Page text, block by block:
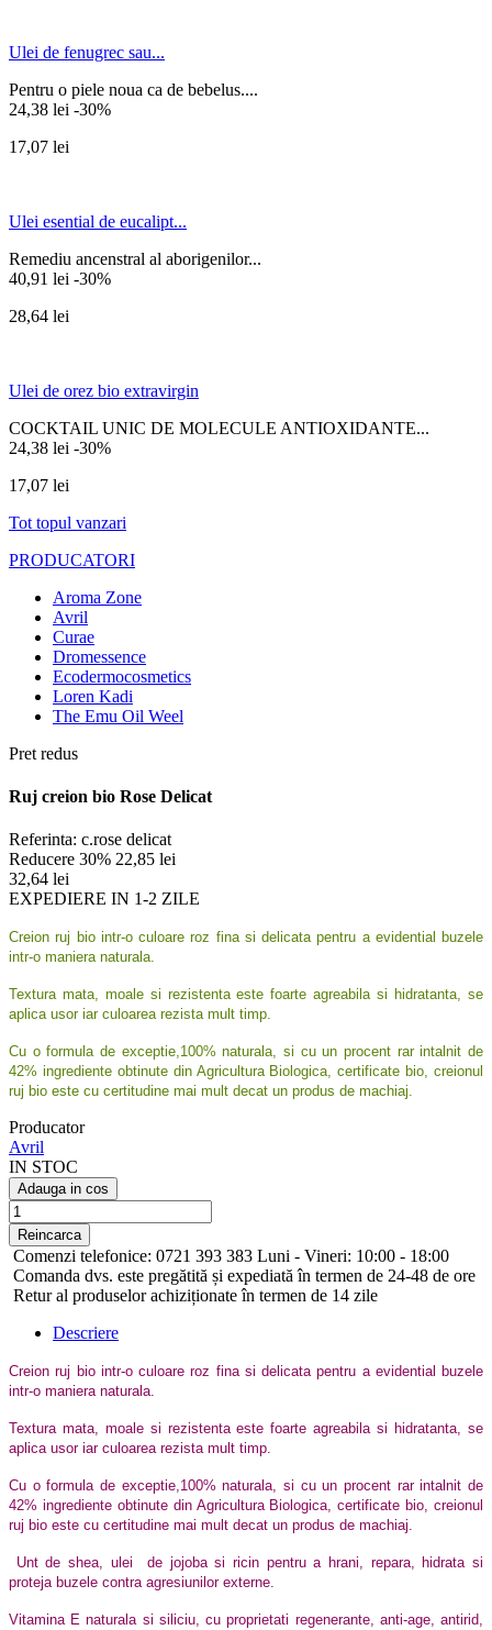
Ulei de fenugrec sau...
Pentru o piele noua ca de bebelus....
24,38 lei -30%
17,07 lei
Ulei esential de eucalipt...
Remediu ancenstral al aborigenilor...
40,91 lei -30%
28,64 lei
Ulei de orez bio extravirgin
COCKTAIL UNIC DE MOLECULE ANTIOXIDANTE...
24,38 lei -30%
17,07 lei
Tot topul vanzari
PRODUCATORI
Aroma Zone
Avril
Curae
Dromessence
Ecodermocosmetics
Loren Kadi
The Emu Oil Weel
Pret redus
Ruj creion bio Rose Delicat
Referinta: c.rose delicat
Reducere 30% 22,85 lei
32,64 lei
EXPEDIERE IN 1-2 ZILE
Creion ruj bio intr-o culoare roz fina si delicata pentru a evidential buzele
intr-o maniera naturala.
Textura mata, moale si rezistenta este foarte agreabila si hidratanta, se
aplica usor iar culoarea rezista mult timp.
Cu o formula de exceptie,100% naturala, si cu un procent rar intalnit de
42% ingrediente obtinute din Agricultura Biologica, certificate bio, creionul
ruj bio este cu certitudine mai mult decat un produs de machiaj.
Producator
Avril
IN STOC
Adauga in cos
Comenzi telefonice: 0721 393 383 Luni - Vineri: 10:00 - 18:00
Comanda dvs. este pregătită și expediată în termen de 24-48 de ore
Retur al produselor achiziționate în termen de 14 zile
Descriere
Creion ruj bio intr-o culoare roz fina si delicata pentru a evidential buzele
intr-o maniera naturala.
Textura mata, moale si rezistenta este foarte agreabila si hidratanta, se
aplica usor iar culoarea rezista mult timp.
Cu o formula de exceptie,100% naturala, si cu un procent rar intalnit de
42% ingrediente obtinute din Agricultura Biologica, certificate bio, creionul
ruj bio este cu certitudine mai mult decat un produs de machiaj.
Unt de shea, ulei
de jojoba si ricin pentru a hrani, repara, hidrata si
proteja buzele contra agresiunilor externe.
Vitamina E naturala si siliciu, cu proprietati regenerante, anti-age, antirid,